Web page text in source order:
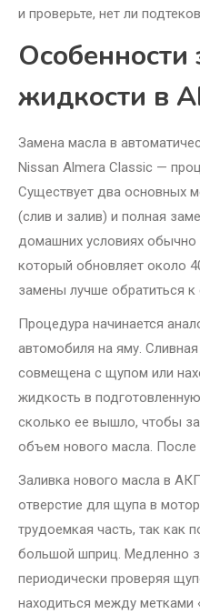
и проверьте, нет ли
жидкости в
Замена масла в
Nissan Almera Classic —
Существует два основных
(слив и залив) и полная
домашних условиях обычно
который обновляет около
замены лучше обратиться к
Процедура начинается
автомобиля на яму.
совмещена с щупом или
жидкость в
сколько ее вышло, чтобы
объем нового масла. После
Заливка нового масла в
отверстие для щупа в
трудоемкая часть, так как
большой шприц. Медленно
периодически проверяя
находиться между метками